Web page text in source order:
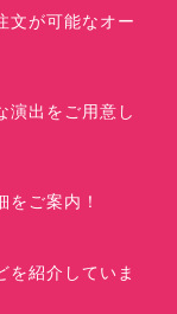
文が可能なオー
演出をご用意し
ご案内！
を紹介していま